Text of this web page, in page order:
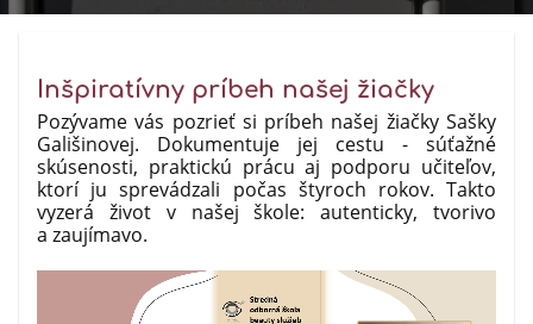
Inšpiratívny príbeh našej žiačky
Pozývame vás pozrieť si príbeh našej žiačky Sašky
Gališinovej. Dokumentuje jej cestu - súťažné
skúsenosti, praktickú prácu aj podporu učiteľov,
ktorí ju sprevádzali počas štyroch rokov. Takto
vyzerá život v našej škole: autenticky, tvorivo
a zaujímavo.